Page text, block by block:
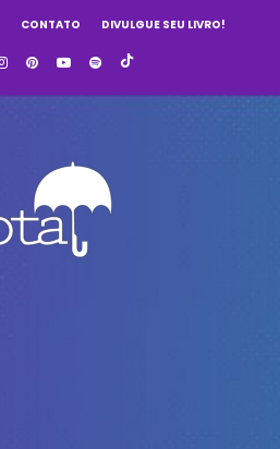
CONTATO DIVULGUE SEU LIVRO!